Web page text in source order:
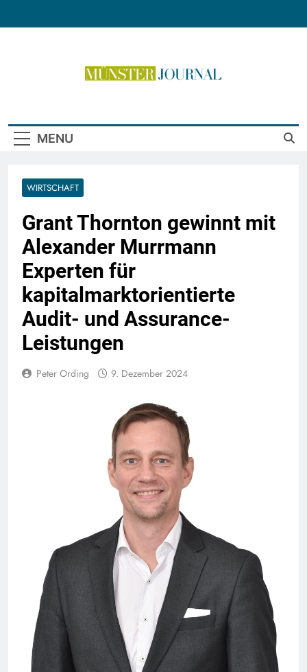
MENU
WIRTSCHAFT
Grant Thornton gewinnt mit
Alexander Murrmann
Experten für
kapitalmarktorientierte
Audit- und Assurance-
Leistungen
Peter Ording 9. Dezember 2024